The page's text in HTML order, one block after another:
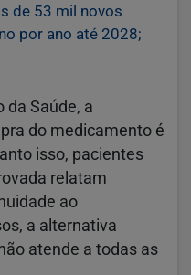
de 53 mil novos
por ano até 2028;
da Saúde, a
do medicamento é
isso, pacientes
relatam
ao
a alternativa
atende a todas as